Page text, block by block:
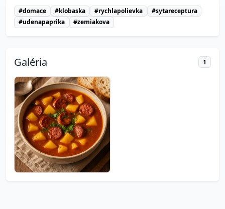
#domace #klobaska #rychlapolievka
#sytareceptura
#udenapaprika
#zemiakova
Galéria 1